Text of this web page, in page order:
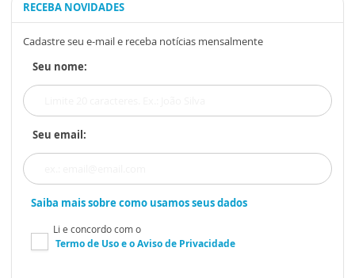
RECEBA NOVIDADES
Cadastre seu e-mail e receba notícias mensalmente
Seu nome:
Seu email:
Saiba mais sobre como usamos seus dados
Li e concordo com o
Termo de Usoe oAviso de Privacidade